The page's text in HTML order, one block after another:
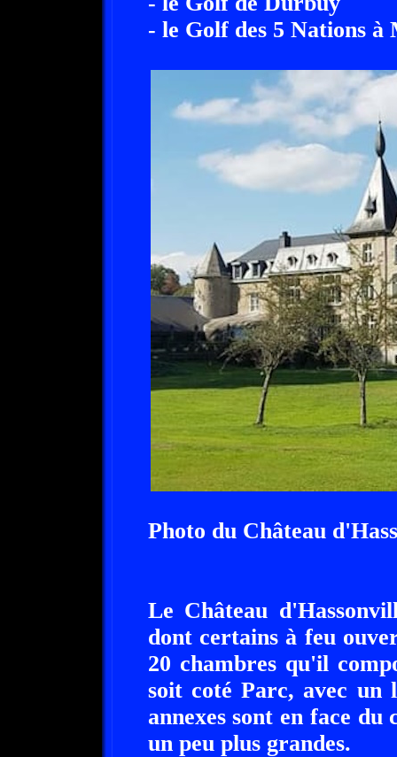
- le Golf des 5 Nations à
Photo du Château
Le Château
dont certains à feu
20 chambres qu'il
soit coté Parc, avec un
annexes sont en face du
un peu plus grandes.